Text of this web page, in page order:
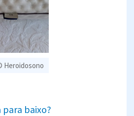
Heroidosono
baixo?